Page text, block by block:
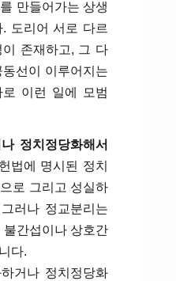
만들어가는 상생
도리어 서로 다르
존재하고, 그 다
선이 이루어지는
로 이런 일에 모범
정치정당화해서
법에 명시된 정치
로 그리고 성실하
러나 정교분리는
간섭이나 상호간
다.
거나 정치정당화